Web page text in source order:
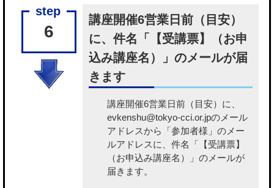
6
講座開催6営業日前（目安）
に、件名「【受講票】（お申
込み講座名）」のメールが届
きます
講座開催6営業日前（目安）に、
evkenshu@tokyo-cci.or.jpのメール
アドレスから「参加者様」のメー
ルアドレスに、件名「【受講票】
（お申込み講座名）」のメールが
届きます。